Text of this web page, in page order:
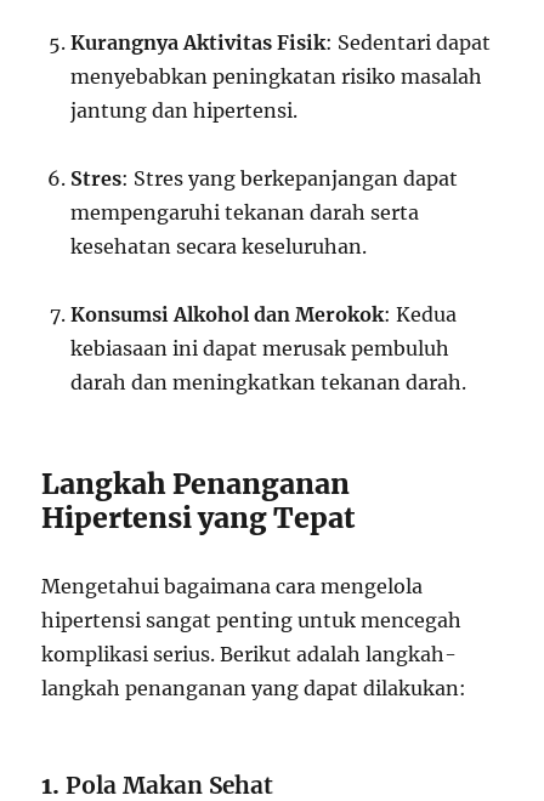
Kurangnya Aktivitas Fisik: Sedentari dapat
menyebabkan peningkatan risiko masalah
jantung dan hipertensi.
Stres: Stres yang berkepanjangan dapat
mempengaruhi tekanan darah serta
kesehatan secara keseluruhan.
Konsumsi Alkohol dan Merokok: Kedua
kebiasaan ini dapat merusak pembuluh
darah dan meningkatkan tekanan darah.
Langkah Penanganan
Hipertensi yang Tepat
Mengetahui bagaimana cara mengelola
hipertensi sangat penting untuk mencegah
komplikasi serius. Berikut adalah langkah-
langkah penanganan yang dapat dilakukan:
1.Pola Makan Sehat